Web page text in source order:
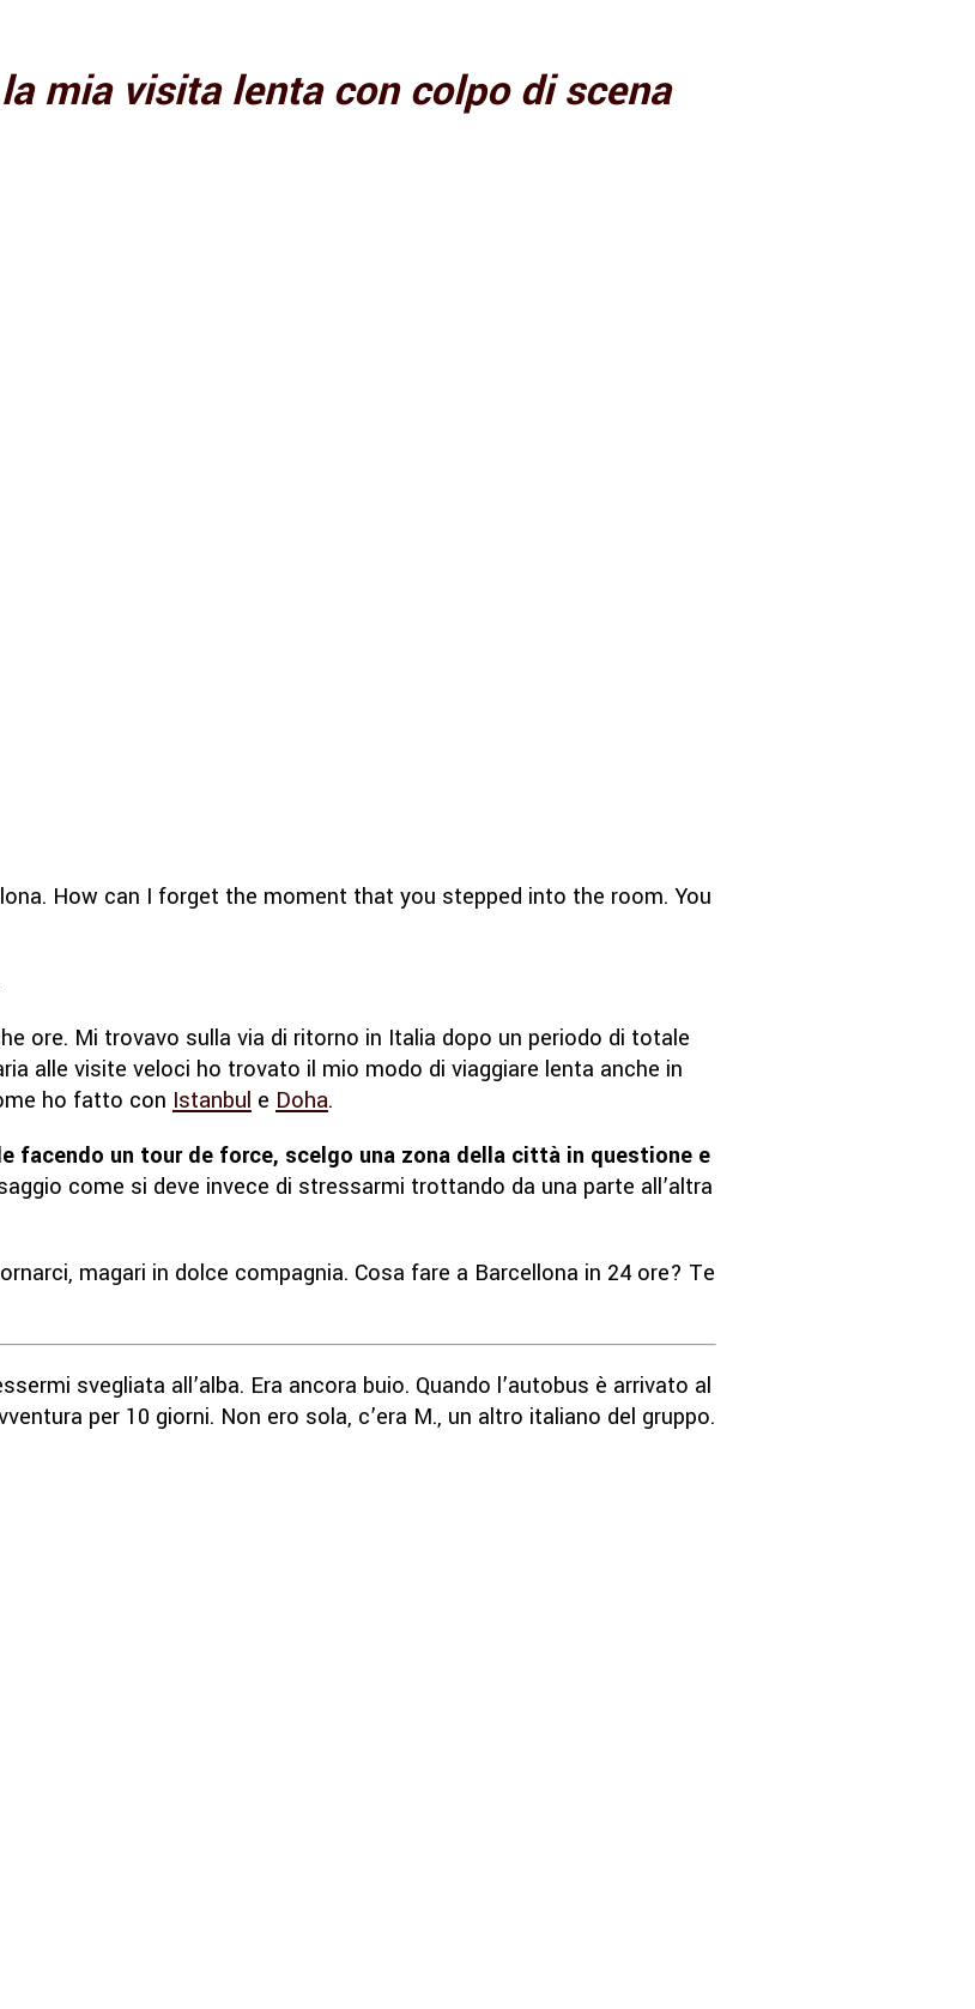
mia visita lenta con colpo di scena
How can I forget the moment that you stepped into the room. You
ore. Mi trovavo sulla via di ritorno in Italia dopo un periodo di totale
alle visite veloci ho trovato il mio modo di viaggiare lenta anche in
ho fatto con Istanbul e Doha.
facendo un tour de force, scelgo una zona della città in questione e
come si deve invece di stressarmi trottando da una parte all’altra
magari in dolce compagnia. Cosa fare a Barcellona in 24 ore? Te
svegliata all’alba. Era ancora buio. Quando l’autobus è arrivato al
per 10 giorni. Non ero sola, c’era M., un altro italiano del gruppo.